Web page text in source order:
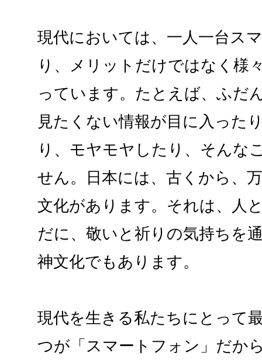
現代においては、一人一台ス
り、メリットだけではなく様
っています。たとえば、ふだ
見たくない情報が目に入った
り、モヤモヤしたり、そんな
せん。日本には、古くから、
文化があります。それは、人
だに、敬いと祈りの気持ちを
神文化でもあります。
現代を生きる私たちにとって
つが「スマートフォン」だか